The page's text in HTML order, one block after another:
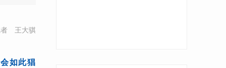
者 王大骐
如此猖